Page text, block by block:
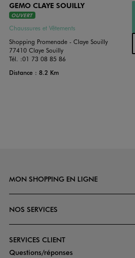
GEMO CLAYE SOUILLY
OUVERT
Chaussures et Vêtements
Shopping Promenade - Claye Souilly
77410 Claye Souilly
Tél. :01 73 08 85 86
Distance : 8.2 Km
MON SHOPPING EN LIGNE
NOS SERVICES
SERVICES CLIENT
Questions/réponses